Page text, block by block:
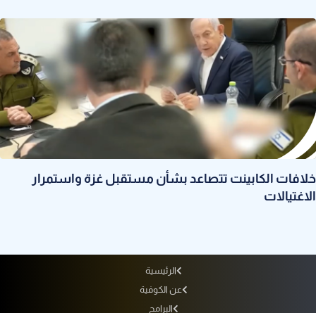
خلافات الكابينت تتصاعد بشأن مستقبل غزة واستمرار
الاغتيالات
الرئيسية
عن الكوفية
البرامج